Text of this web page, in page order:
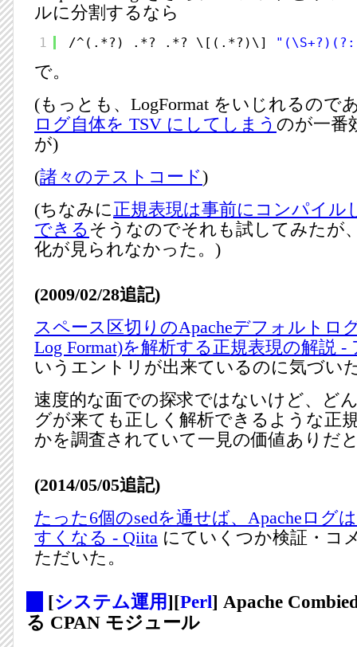
ルに分割するなら
1 /^(.*?) .*? .*? \[(.*?)\]
で。
(もっとも、LogFormat をいじれるので
ログ自体を TSV にしてしまう のが一番
が)
(諸々のテストコード)
(ちなみに正規表現は事前にコンパイル
できる そうなのでそれも試してみたが
化が見られなかった。)
(2009/02/28追記)
スペース区切りのApacheデフォルトロ
Log Format)を解析する正規表現の解説 -
いうエントリが出来ているのに気づい
速度的な面での探求ではないけど、ど
グが来ても正しく解析できるような正
かを調査されていて一見の価値ありだ
(2014/05/05追記)
たった6個のsedを通せば、Apacheログ
すくなる - Qiita にていくつか検証・コ
ただいた。
[システム運用][Perl] Apache
る CPAN モジュール